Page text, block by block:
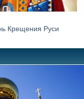
Крещения Руси